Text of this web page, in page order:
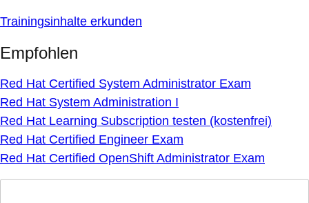
Trainingsinhalte erkunden
Empfohlen
Red Hat Certified System Administrator Exam
Red Hat System Administration I
Red Hat Learning Subscription testen (kostenfrei)
Red Hat Certified Engineer Exam
Red Hat Certified OpenShift Administrator Exam